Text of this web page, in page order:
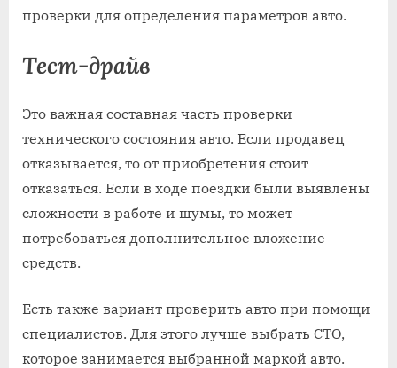
проверки для определения параметров авто.
Тест-драйв
Это важная составная часть проверки
технического состояния авто. Если продавец
отказывается, то от приобретения стоит
отказаться. Если в ходе поездки были выявлены
сложности в работе и шумы, то может
потребоваться дополнительное вложение
средств.
Есть также вариант проверить авто при помощи
специалистов. Для этого лучше выбрать СТО,
которое занимается выбранной маркой авто.